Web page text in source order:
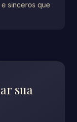
sinceros que
sua